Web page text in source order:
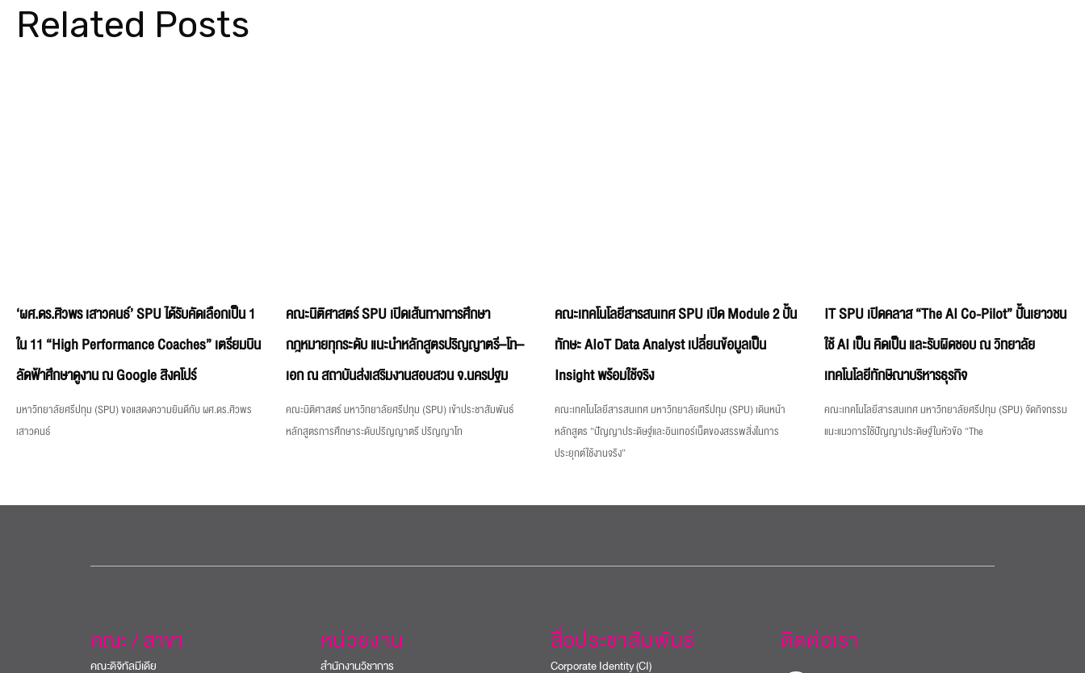
Related Posts
‘ผศ.ดร.ศิวพร เสาวคนธ์’ SPU ได้รับคัดเลือกเป็น 1
ใน 11 “High Performance Coaches” เตรียมบิน
ลัดฟ้าศึกษาดูงาน ณ Google สิงคโปร์
มหาวิทยาลัยศรีปทุม (SPU) ขอแสดงความยินดีกับ ผศ.ดร.ศิวพร
เสาวคนธ์
คณะนิติศาสตร์ SPU เปิดเส้นทางการศึกษา
กฎหมายทุกระดับ แนะนำหลักสูตรปริญญาตรี–โท–
เอก ณ สถาบันส่งเสริมงานสอบสวน จ.นครปฐม
คณะนิติศาสตร์ มหาวิทยาลัยศรีปทุม (SPU) เข้าประชาสัมพันธ์
หลักสูตรการศึกษาระดับปริญญาตรี ปริญญาโท
คณะเทคโนโลยีสารสนเทศ SPU เปิด Module 2 ปั้น
ทักษะ AIoT Data Analyst เปลี่ยนข้อมูลเป็น
Insight พร้อมใช้จริง
คณะเทคโนโลยีสารสนเทศ มหาวิทยาลัยศรีปทุม (SPU) เดินหน้า
หลักสูตร “ปัญญาประดิษฐ์และอินเทอร์เน็ตของสรรพสิ่งในการ
ประยุกต์ใช้งานจริง”
IT SPU เปิดคลาส “The AI Co-Pilot” ปั้นเยาวชน
ใช้ AI เป็น คิดเป็น และรับผิดชอบ ณ วิทยาลัย
เทคโนโลยีทักษิณาบริหารธุรกิจ
คณะเทคโนโลยีสารสนเทศ มหาวิทยาลัยศรีปทุม (SPU) จัดกิจกรรม
แนะแนวการใช้ปัญญาประดิษฐ์ในหัวข้อ “The
คณะ / สาขา
คณะดิจิทัลมีเดีย
หน่วยงาน
สำนักงานวิชาการ
สื่อประชาสัมพันธ์
Corporate Identity (CI)
ติดต่อเรา